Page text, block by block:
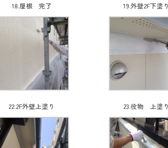
18.屋根 完了 19.外壁2F下塗り
22.2F外壁上塗り 23.役物 上塗り